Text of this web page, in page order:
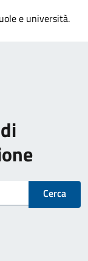
e università.
Cerca